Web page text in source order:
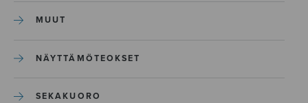
MUUT
NÄYTTÄMÖTEOKSET
SEKAKUORO